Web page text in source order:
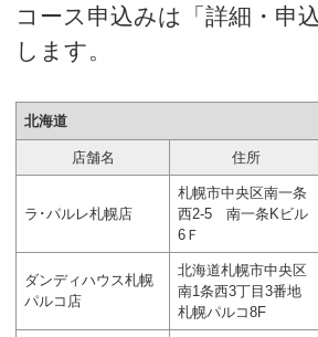
コース申込みは「詳細・申
します。
北海道
店舗名 住所
ラ･パルレ札幌店
札幌市中央区南一条
西2-5 南一条Kビル
6Ｆ
ダンディハウス札幌
パルコ店
北海道札幌市中央区
南1条西3丁目3番地
札幌パルコ8F